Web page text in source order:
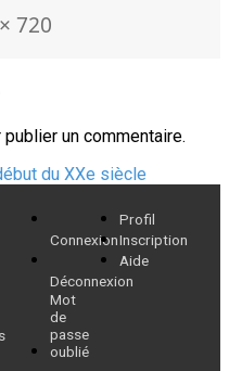
720
publier un commentaire.
du XXe siècle
Connexion
Déconnexion
Mot
de
passe
oublié
Profil
Inscription
Aide